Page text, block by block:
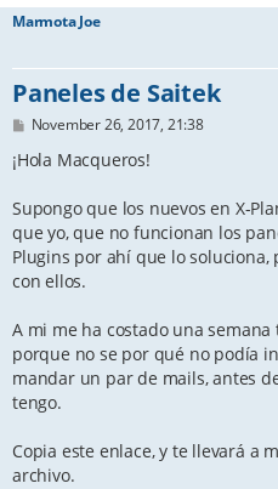
Marmota Joe
Paneles de Saitek
P
s
November 26, 2017, 21:38
¡Hola Macqueros!
Supongo que los nuevos en X-
que yo, que no funcionan los
Plugins por ahí que lo
con ellos.
A mi me ha costado una
porque no se por qué no podía
mandar un par de mails, antes
tengo.
Copia este enlace, y te llevará a
archivo.